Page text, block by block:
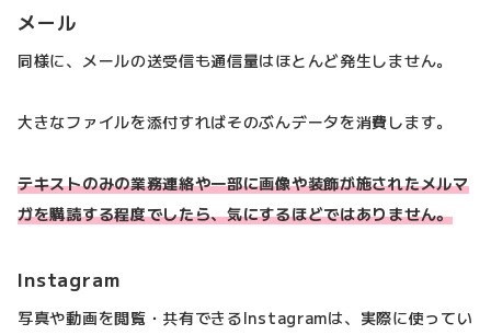
メール
同様に、メールの送受信も通信量はほとんど発生しません。
大きなファイルを添付すればそのぶんデータを消費します。
テキストのみの業務連絡や一部に画像や装飾が施されたメルマ
ガを購読する程度でしたら、気にするほどではありません。
Instagram
写真や動画を閲覧・共有できるInstagramは、実際に使ってい